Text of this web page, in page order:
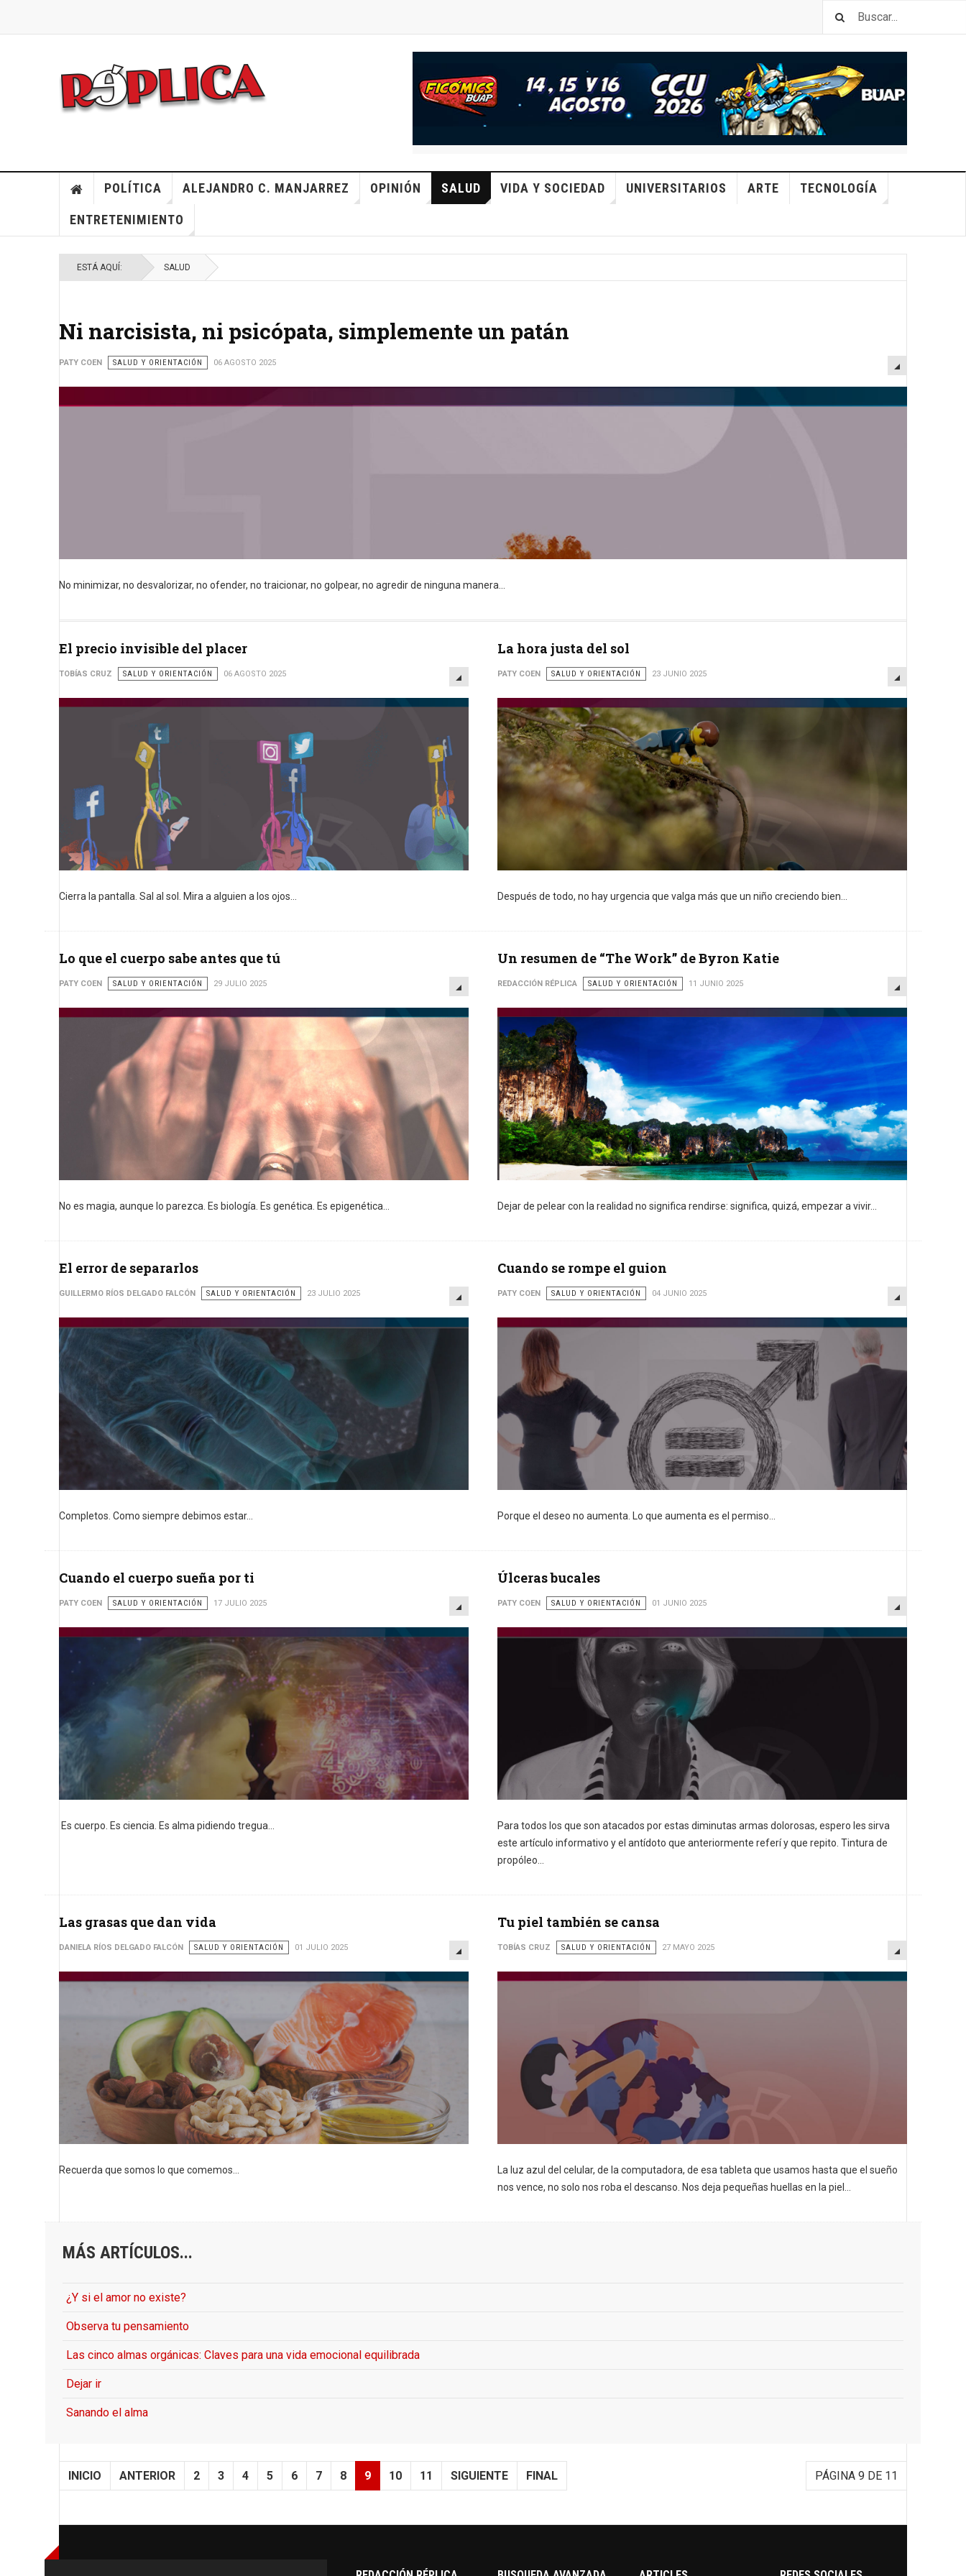
POLÍTICA ALEJANDRO C. MANJARREZ OPINIÓN SALUD VIDA Y SOCIEDAD UNIVERSITARIOS ARTE TECNOLOGÍA
ENTRETENIMIENTO
ESTÁ AQUÍ: SALUD
Ni narcisista, ni psicópata, simplemente un patán
PATY COEN SALUD Y ORIENTACIÓN 06 AGOSTO 2025 EMPTY
No minimizar, no desvalorizar, no ofender, no traicionar, no golpear, no agredir de ninguna manera...
El precio invisible del placer
TOBÍAS CRUZ SALUD Y ORIENTACIÓN 06 AGOSTO 2025 EMPTY
Cierra la pantalla. Sal al sol. Mira a alguien a los ojos...
La hora justa del sol
PATY COEN SALUD Y ORIENTACIÓN 23 JUNIO 2025 EMPTY
Después de todo, no hay urgencia que valga más que un niño creciendo bien...
Lo que el cuerpo sabe antes que tú
PATY COEN SALUD Y ORIENTACIÓN 29 JULIO 2025 EMPTY
No es magia, aunque lo parezca. Es biología. Es genética. Es epigenética...
Un resumen de “The Work” de Byron Katie
REDACCIÓN RÉPLICA SALUD Y ORIENTACIÓN 11 JUNIO 2025 EMPTY
Dejar de pelear con la realidad no significa rendirse: significa, quizá, empezar a vivir...
El error de separarlos
GUILLERMO RÍOS DELGADO FALCÓN SALUD Y ORIENTACIÓN 23 JULIO 2025 EMPTY
Completos. Como siempre debimos estar...
Cuando se rompe el guion
PATY COEN SALUD Y ORIENTACIÓN 04 JUNIO 2025 EMPTY
Porque el deseo no aumenta. Lo que aumenta es el permiso...
Cuando el cuerpo sueña por ti
PATY COEN SALUD Y ORIENTACIÓN 17 JULIO 2025 EMPTY
Es cuerpo. Es ciencia. Es alma pidiendo tregua...
Úlceras bucales
PATY COEN SALUD Y ORIENTACIÓN 01 JUNIO 2025 EMPTY
Para todos los que son atacados por estas diminutas armas dolorosas, espero les sirva
este artículo informativo y el antídoto que anteriormente referí y que repito. Tintura de
propóleo...
Las grasas que dan vida
DANIELA RÍOS DELGADO FALCÓN SALUD Y ORIENTACIÓN 01 JULIO 2025 EMPTY
Recuerda que somos lo que comemos...
Tu piel también se cansa
TOBÍAS CRUZ SALUD Y ORIENTACIÓN 27 MAYO 2025 EMPTY
La luz azul del celular, de la computadora, de esa tableta que usamos hasta que el sueño
nos vence, no solo nos roba el descanso. Nos deja pequeñas huellas en la piel...
MÁS ARTÍCULOS...
¿Y si el amor no existe?
Observa tu pensamiento
Las cinco almas orgánicas: Claves para una vida emocional equilibrada
Dejar ir
Sanando el alma
PÁGINA 9 DE 11
INICIO ANTERIOR 2 3 4 5 6 7 8 9 10 11 SIGUIENTE FINAL